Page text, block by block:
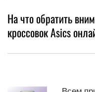
На что обратить
кроссовок Asics